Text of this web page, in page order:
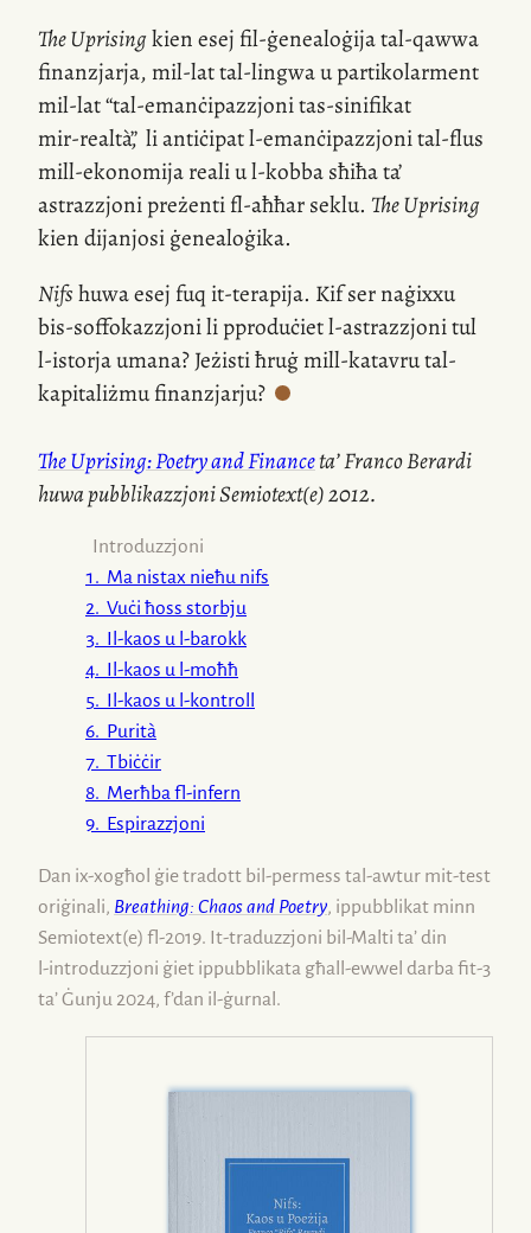
The Uprisingkien esej fil-ġenealoġijatal-qawwa
finanzjarja, mil-lattal-lingwa u partikolarment
mil-lat“tal-emanċipazzjonitas-sinifikat
mir-realtà”
, li antiċipatl-emanċipazzjonital-flus
mill-ekonomijareali ul-kobbasħiħa ta’
astrazzjoni preżentifl-aħħarseklu. The Uprising
kien dijanjosi ġenealoġika.
Nifshuwa esej fuq it-terapija. Kif ser naġixxu
bis-soffokazzjonili pproduċietl-astrazzjonitul
l-istorjaumana? Jeżisti ħruġmill-katavrutal-
kapitaliżmu finanzjarju?
.
The Uprising: Poetry and Financeta’ Franco Berardi
huwa pubblikazzjoni Semiotext(e) 2012.
Introduzzjoni
1. Ma nistax nieħu nifs
2. Vuċi ħoss storbju
3.
Il-kaos u l-barokk
4.
Il-kaos u l-moħħ
5.
Il-kaos u l-kontroll
6. Purità
7. Tbiċċir
8. Merħbafl-infern
9. Espirazzjoni
Dan ix-xogħol ġie tradott bil-permess tal-awtur mit-test
oriġinali, Breathing: Chaos and Poetry, ippubblikat minn
Semiotext(e) fl-2019. It-traduzzjoni bil-Malti ta’ din
l-introduzzjoni ġiet ippubblikata għall-ewwel darbafit-3
ta’ Ġunju 2024, f’dan il-ġurnal .